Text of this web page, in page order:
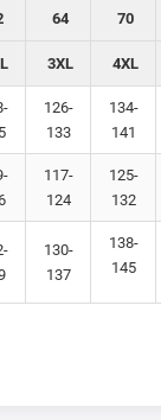
64 70
3XL 4XL
126-
133
134-
141
117-
124
125-
132
130-
137
138-
145